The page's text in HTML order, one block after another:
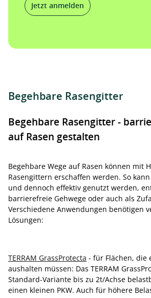
Jetzt anmelden
Begehbare Rasengitter
Begehbare Rasengitter -
auf Rasen gestalten
Begehbare Wege auf Rasen können mit
Rasengittern erschaffen werden. So
und dennoch effektiv genutzt werden,
barrierefreie Gehwege oder auch als
Verschiedene Anwendungen benötigen
Lösungen:
TERRAM GrassProtecta - für Flächen, die
aushalten müssen: Das TERRAM
Standard-Variante bis zu 2t/Achse
einen kleinen PKW. Auch für höhere